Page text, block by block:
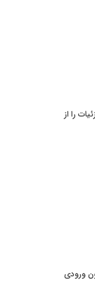
را از
ورودی